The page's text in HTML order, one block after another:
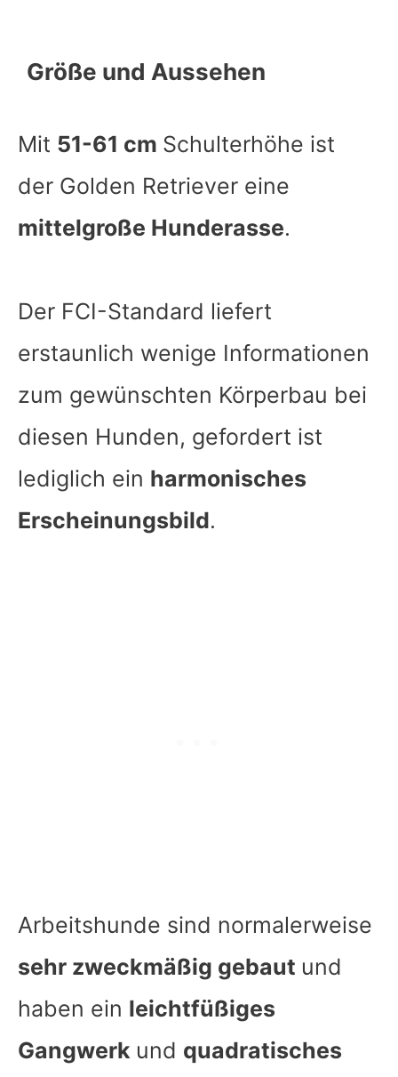
Größe und Aussehen
Mit 51-61 cm Schulterhöhe ist
der Golden Retriever eine
mittelgroße Hunderasse.
Der FCI-Standard liefert
erstaunlich wenige Informationen
zum gewünschten Körperbau bei
diesen Hunden, gefordert ist
lediglich ein harmonisches
Erscheinungsbild.
Arbeitshunde sind normalerweise
sehr zweckmäßig gebaut und
haben ein leichtfüßiges
Gangwerk und quadratisches